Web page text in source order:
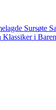
Sursøte
i Baren